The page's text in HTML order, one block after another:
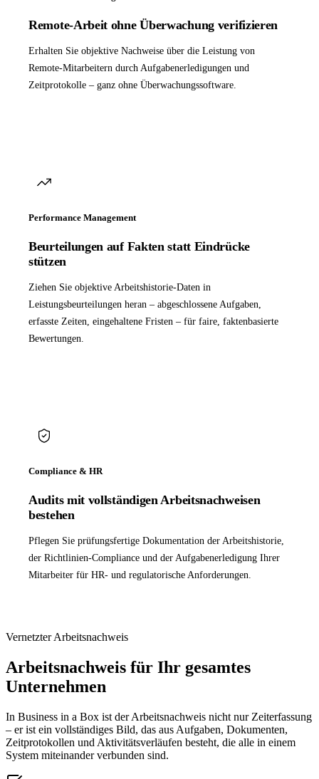
Remote-Arbeit ohne Überwachung verifizieren
Erhalten Sie objektive Nachweise über die Leistung von
Remote-Mitarbeitern durch Aufgabenerledigungen und
Zeitprotokolle – ganz ohne Überwachungssoftware.
Performance Management
Beurteilungen auf Fakten statt Eindrücke
stützen
Ziehen Sie objektive Arbeitshistorie-Daten in
Leistungsbeurteilungen heran – abgeschlossene Aufgaben,
erfasste Zeiten, eingehaltene Fristen – für faire, faktenbasierte
Bewertungen.
Compliance & HR
Audits mit vollständigen Arbeitsnachweisen
bestehen
Pflegen Sie prüfungsfertige Dokumentation der Arbeitshistorie,
der Richtlinien-Compliance und der Aufgabenerledigung Ihrer
Mitarbeiter für HR- und regulatorische Anforderungen.
Vernetzter Arbeitsnachweis
Arbeitsnachweis für Ihr gesamtes
Unternehmen
In Business in a Box ist der Arbeitsnachweis nicht nur Zeiterfassung
– er ist ein vollständiges Bild, das aus Aufgaben, Dokumenten,
Zeitprotokollen und Aktivitätsverläufen besteht, die alle in einem
System miteinander verbunden sind.